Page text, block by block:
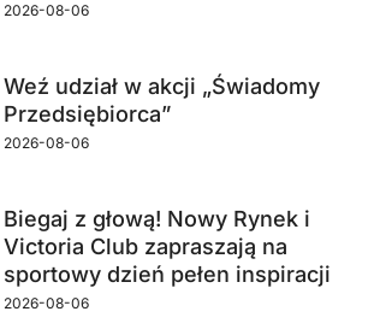
2026-08-06
Weź udział w akcji „Świadomy
Przedsiębiorca”
2026-08-06
Biegaj z głową! Nowy Rynek i
Victoria Club zapraszają na
sportowy dzień pełen inspiracji
2026-08-06